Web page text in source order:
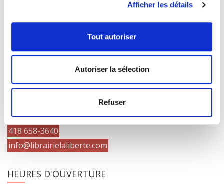
Afficher les détails
Tout autoriser
Autoriser la sélection
Refuser
1073 route de l'Église, Québec, QC G1V 3W2
Obtenir l’itinéraire
418 658-3640
info@librairielaliberte.com
HEURES D'OUVERTURE